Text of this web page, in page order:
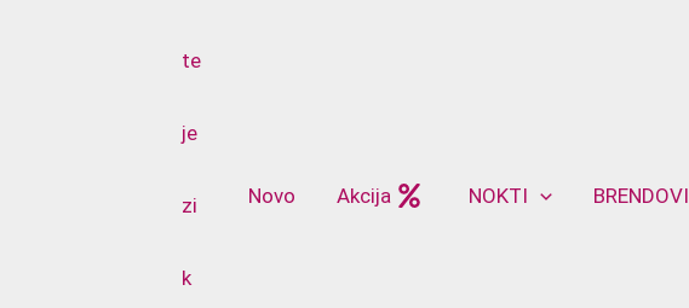
Novo Akcija NOKTI BRENDOVI